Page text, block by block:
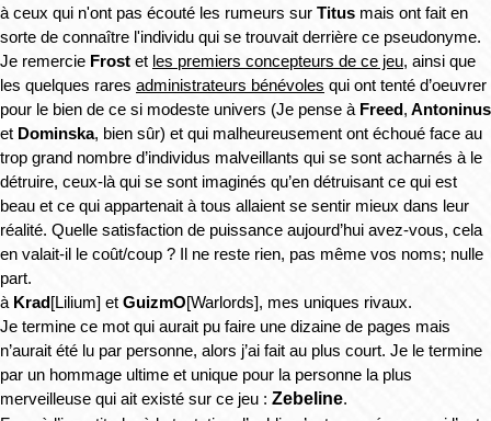
à ceux qui n'ont pas écouté les rumeurs sur Titus mais ont fait en
sorte de connaître l'individu qui se trouvait derrière ce pseudonyme.
Je remercie Frost et les premiers concepteurs de ce jeu, ainsi que
les quelques rares administrateurs bénévoles qui ont tenté d’oeuvrer
pour le bien de ce si modeste univers (Je pense à Freed, Antoninus
et Dominska, bien sûr) et qui malheureusement ont échoué face au
trop grand nombre d’individus malveillants qui se sont acharnés à le
détruire, ceux-là qui se sont imaginés qu’en détruisant ce qui est
beau et ce qui appartenait à tous allaient se sentir mieux dans leur
réalité. Quelle satisfaction de puissance aujourd’hui avez-vous, cela
en valait-il le coût/coup ? Il ne reste rien, pas même vos noms; nulle
part.
à Krad [Lilium] et GuizmO[Warlords], mes uniques rivaux.
Je termine ce mot qui aurait pu faire une dizaine de pages mais
n’aurait été lu par personne, alors j’ai fait au plus court. Je le termine
par un hommage ultime et unique pour la personne la plus
merveilleuse qui ait existé sur ce jeu : Zebeline.